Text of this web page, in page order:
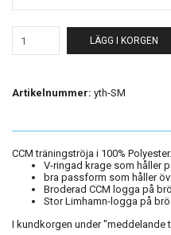
LÄGG I KORGEN
Artikelnummer: yth-SM
CCM träningströja i 100% Polyester.
V-ringad krage som håller
bra passform som håller
Broderad CCM logga på
Stor Limhamn-logga på
I kundkorgen under "meddelande